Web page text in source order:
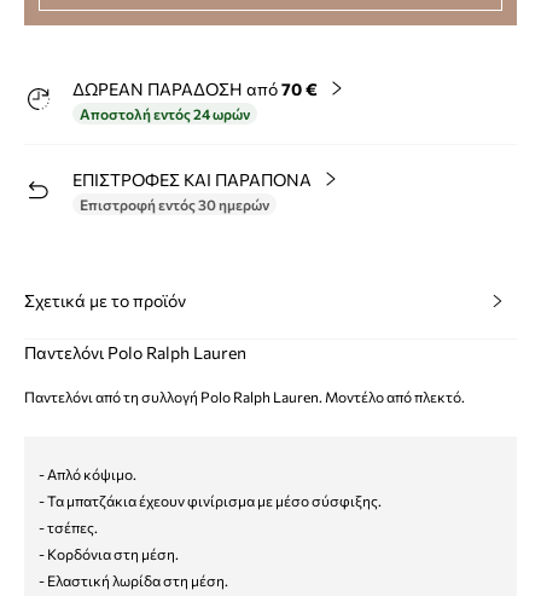
ΔΩΡΕΑΝ ΠΑΡΑΔΟΣΗ από70 €
Αποστολή εντός 24 ωρών
ΕΠΙΣΤΡΟΦΕΣ ΚΑΙ ΠΑΡΑΠΟΝΑ
Επιστροφή εντός 30 ημερών
Σχετικά με το προϊόν
Παντελόνι Polo Ralph Lauren
Παντελόνι από τη συλλογή Polo Ralph Lauren. Μοντέλο από πλεκτό.
- Απλό κόψιμο.
- Τα μπατζάκια έχεουν φινίρισμα με μέσο σύσφιξης.
- τσέπες.
- Κορδόνια στη μέση.
- Ελαστική λωρίδα στη μέση.